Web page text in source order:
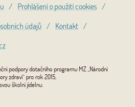
/ Prohlášení o použití cookies /
údajů / Kontakt /
podpory dotačního programu MZ „Národní
zdraví“ pro rok 2015,
školní jídelnu.